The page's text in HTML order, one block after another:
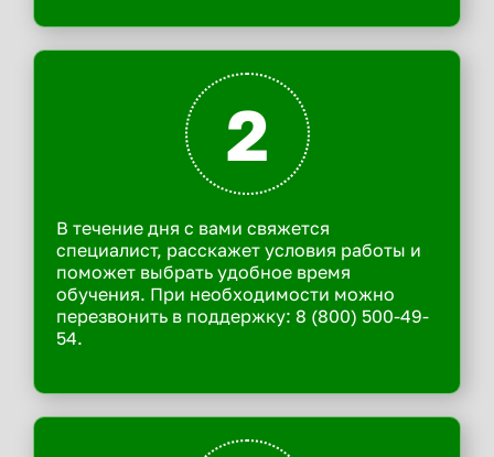
2
В течение дня с вами свяжется
специалист, расскажет условия работы и
поможет выбрать удобное время
обучения. При необходимости можно
перезвонить в поддержку: 8 (800) 500-49-
54.